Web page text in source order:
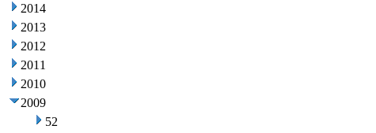
2014
2013
2012
2011
2010
2009
52